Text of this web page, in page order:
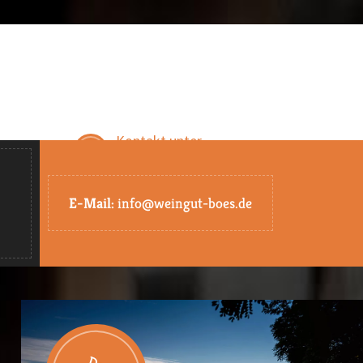
Kontakt unter
E-Mail: info@weingut-boes.de